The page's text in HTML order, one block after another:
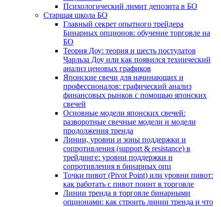
Психологический лимит депозита в БО
Старшая школа БО
Главный секрет опытного трейдера
Бинарных опционов: обучение торговле на
БО
Теория Доу: теория и шесть постулатов
Чарльза Доу или как появился технический
анализ ценовых графиков
Японские свечи для начинающих и
профессионалов: графический анализ
финансовых рынков с помощью японских
свечей
Основные модели японских свечей:
разворотные свечные модели и модели
продолжения тренда
Линии, уровни и зоны поддержки и
сопротивления (support & resistance) в
трейдинге: уровни поддержки и
сопротивления в бинарных опц
Точки пивот (Pivot Point) или уровни пивот:
как работать с пивот поинт в торговле
Линии тренда в торговле бинарными
опционами: как строить линии тренда и что